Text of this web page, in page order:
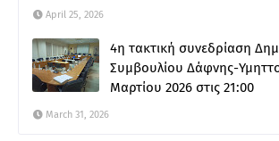
April 25, 2026
4η τακτική συνεδρίαση
Συμβουλίου Δάφνης-
Μαρτίου 2026 στις 21:00
March 31, 2026